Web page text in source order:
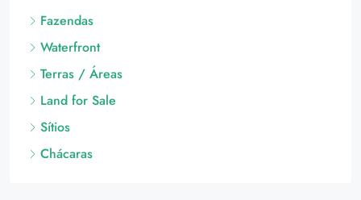
Fazendas
Waterfront
Terras / Áreas
Land for Sale
Sítios
Chácaras